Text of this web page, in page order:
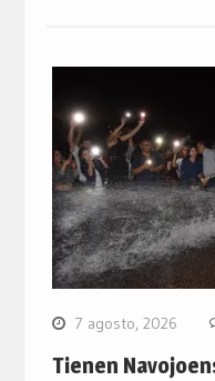
7 agosto, 2026
Tienen